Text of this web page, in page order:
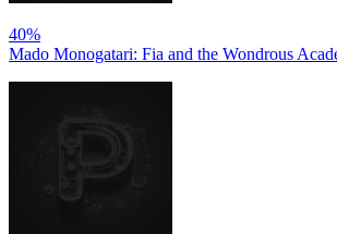
40%
Mado Monogatari: Fia and the Wondrous